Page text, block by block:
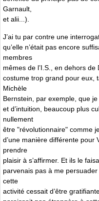
Garnault,
et alii...).
J’ai tu par contre une
qu’elle n’était pas encore
membres
mêmes de l’I.S., en dehors
costume trop grand pour eux,
Michèle
Bernstein, par exemple, que
et d’intuition, beaucoup plus
nullement
être "révolutionnaire" comme
d’une manière différente pour
prendre
plaisir à s’affirmer. Et ils le
parvenais pas à me
cette
activité cessait d’être